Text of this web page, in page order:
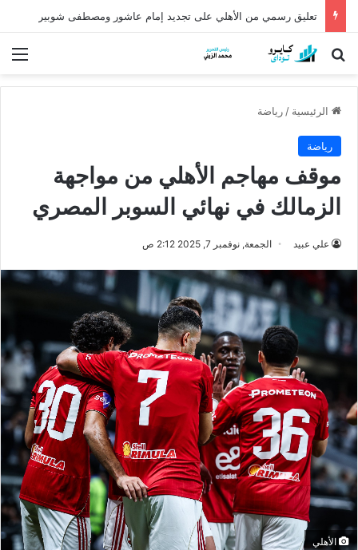
كشف أثري عمره أكثر من 5 آلاف عام في الدقهلية يروي أسرار شرق الدلتا
بحث عن
الرئيسية / رياضة
رياضة
موقف مهاجم الأهلي من مواجهة
الزمالك في نهائي السوبر المصري
علي عبيد الجمعة, نوفمبر 7, 2025 2:12 ص
الأهلي